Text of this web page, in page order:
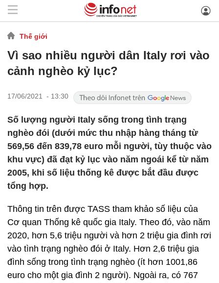
Thế giới
Vì sao nhiều người dân Italy rơi vào
cảnh nghèo kỷ lục?
17/06/2021 - 13:30
Số lượng người Italy sống trong tình trạng
nghèo đói (dưới mức thu nhập hàng tháng từ
569,56 đến 839,78 euro mỗi người, tùy thuộc vào
khu vực) đã đạt kỷ lục vào năm ngoái kể từ năm
2005, khi số liệu thống kê được bắt đầu được
tổng hợp.
Thông tin trên được TASS tham khảo số liệu của
Cơ quan Thống kê quốc gia Italy. Theo đó, vào năm
2020, hơn 5,6 triệu người và hơn 2 triệu gia đình rơi
vào tình trạng nghèo đói ở Italy. Hơn 2,6 triệu gia
đình sống trong tình trạng nghèo (ít hơn 1001,86
euro cho một gia đình 2 người). Ngoài ra, có 767